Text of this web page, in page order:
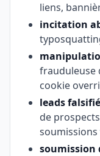
liens,
incitation
frauduleuse
cookie
leads
de
soumissions
soumission